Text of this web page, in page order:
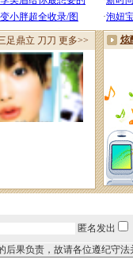
匿名发出
后果负责，故请各位遵纪守